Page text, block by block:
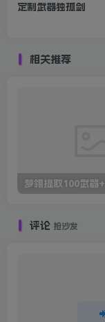
定制武器独孤剑
相关推荐
评论 抢沙发